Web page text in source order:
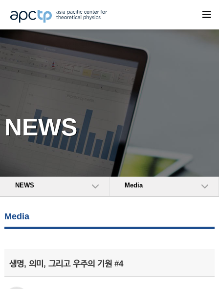
NEWS
NEWS Media
Media
생명, 의미, 그리고 우주의 기원 #4